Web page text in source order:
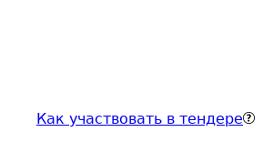
Как участвовать в тендере